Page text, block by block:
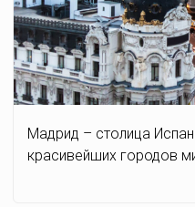
Мадрид – столица
красивейших городов